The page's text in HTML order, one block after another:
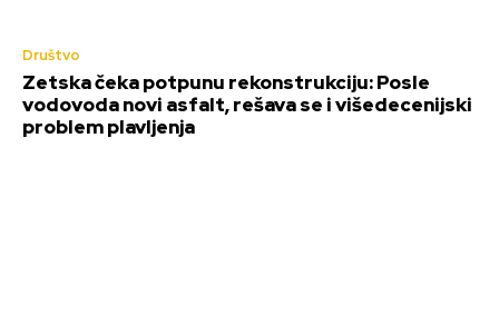
Društvo
Zetska čeka potpunu rekonstrukciju: Posle
vodovoda novi asfalt, rešava se i višedecenijski
problem plavljenja